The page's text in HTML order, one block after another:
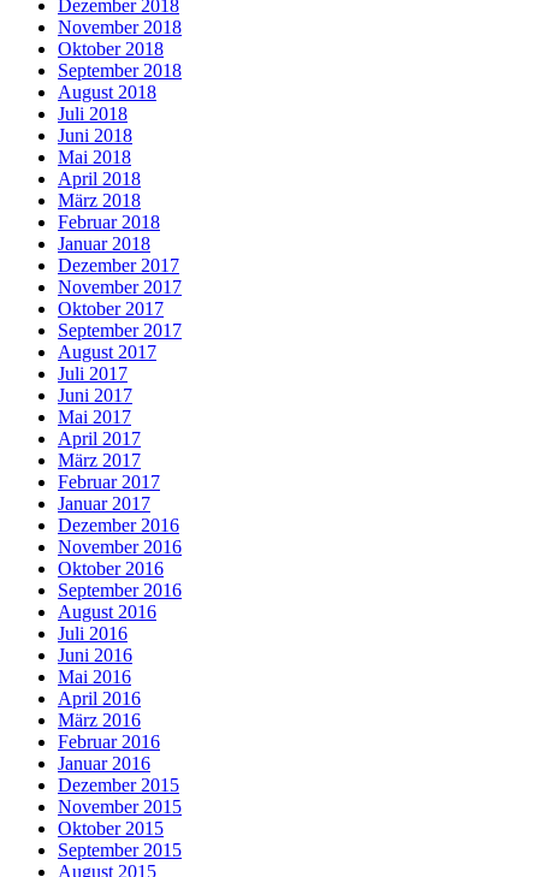
Dezember 2018
November 2018
Oktober 2018
September 2018
August 2018
Juli 2018
Juni 2018
Mai 2018
April 2018
März 2018
Februar 2018
Januar 2018
Dezember 2017
November 2017
Oktober 2017
September 2017
August 2017
Juli 2017
Juni 2017
Mai 2017
April 2017
März 2017
Februar 2017
Januar 2017
Dezember 2016
November 2016
Oktober 2016
September 2016
August 2016
Juli 2016
Juni 2016
Mai 2016
April 2016
März 2016
Februar 2016
Januar 2016
Dezember 2015
November 2015
Oktober 2015
September 2015
August 2015